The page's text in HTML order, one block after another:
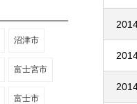
沼津市
富士宮市
富士市